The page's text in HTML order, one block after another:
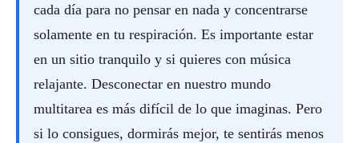
cada día para no pensar en nada y concentrarse
solamente en tu respiración. Es importante estar
en un sitio tranquilo y si quieres con música
relajante. Desconectar en nuestro mundo
multitarea es más difícil de lo que imaginas. Pero
si lo consigues, dormirás mejor, te sentirás menos